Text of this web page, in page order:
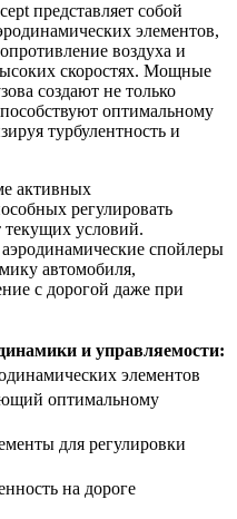
представляет собой
элементов,
воздуха и
скоростях. Мощные
создают не только
оптимальному
турбулентность и
активных
регулировать
текущих условий.
спойлеры
автомобиля,
с дорогой даже при
и управляемости:
элементов
оптимальному
для регулировки
на дороге